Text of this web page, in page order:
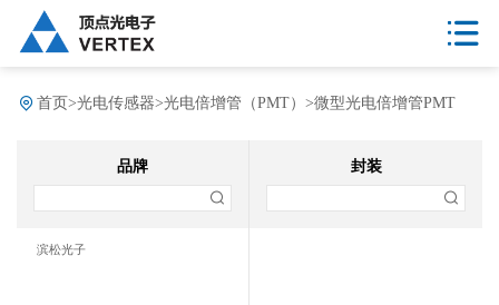
首页 >光电传感器>光电倍增管（PMT） >微型光电倍增管PMT
品牌
滨松光子
封装